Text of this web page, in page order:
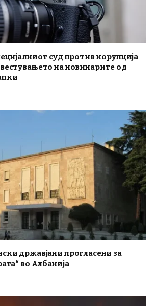
суд против корупција
на новинарите од
државјани прогласени за
во Албанија